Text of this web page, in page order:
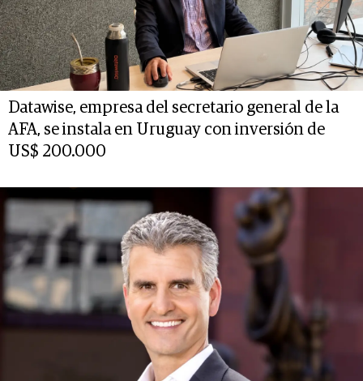
Datawise, empresa del secretario general de la
AFA, se instala en Uruguay con inversión de
US$ 200.000